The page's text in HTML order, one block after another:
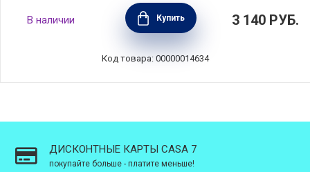
Чаша Notos 9 см материал керамика, цвет
белый, Costa Nova, Португалия, NRC091-
DNP(NRC091-01312F)
В наличии Купить 3 140 РУБ.
Код товара: 00000014634
ДИСКОНТНЫЕ КАРТЫ CASA 7
покупайте больше - платите меньше!